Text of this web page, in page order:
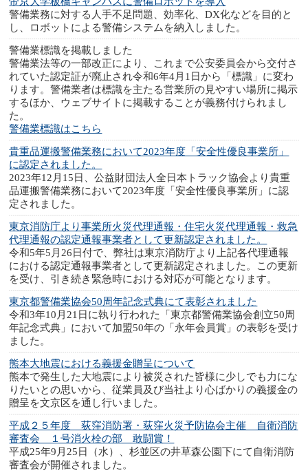
警備業務に対する人手不足問題、効率化、DX化などを目的と
し、ロボットによる警備システムを納入しました。
警備業標識を掲載しました
警備業法等の一部改正により、これまで公安委員会から交付さ
れていた認定証が廃止され令和6年4月1日から「標識」に変わ
ります。警備業者は標識を主たる営業所の見やすい場所に掲示
するほか、ウェブサイトに掲載することが義務付けられまし
た。
警備業標識はこちら
貴重品運搬警備業務において2023年度「安全性優良事業所」
に認定されました。
2023年12月15日、公益財団法人全日本トラック協会より貴重
品運搬警備業務において2023年度「安全性優良事業所」に認
定されました。
東京消防庁より事業所火災代理通報・住宅火災代理通報・救急
代理通報の認定通報事業者として更新認定されました。
令和5年5月26日付で、弊社は東京消防庁より上記各代理通報
における認定通報事業者として更新認定されました。この更新
を受け、引き続き緊急時における対応が可能となります。
東京都警備業協会50周年記念式典にて表彰されました
令和3年10月21日に執り行われた「東京都警備業協会創立50周
年記念式典」において加盟50年の「永年会員賞」の表彰を受け
ました。
熊本大地震における義援金贈呈について
熊本で発生した大地震により被災された皆様に少しでも力にな
りたいとの思いから、従業員及び当社より心ばかりの義援金の
贈呈を文京区を通し行いました。
平成２５年度 荻窪消防署・荻窪火災予防協会主催 自衛消防
審査会 １号消火栓の部 敢闘賞！
平成25年9月25日（水）、杉並区の井草森公園下にて自衛消防
審査会が開催されました。